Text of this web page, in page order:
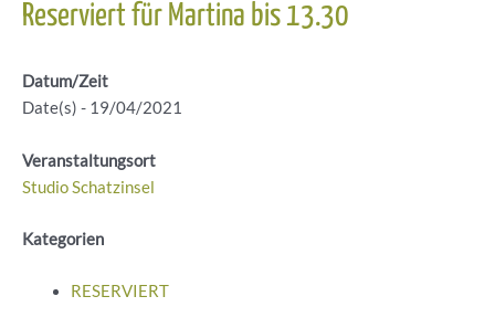
Reserviert für Martina bis 13.30
Datum/Zeit
Date(s) - 19/04/2021
Veranstaltungsort
Studio Schatzinsel
Kategorien
RESERVIERT